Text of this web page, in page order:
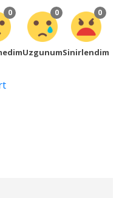
0 0
Uzgunum
0
Sinirlendim